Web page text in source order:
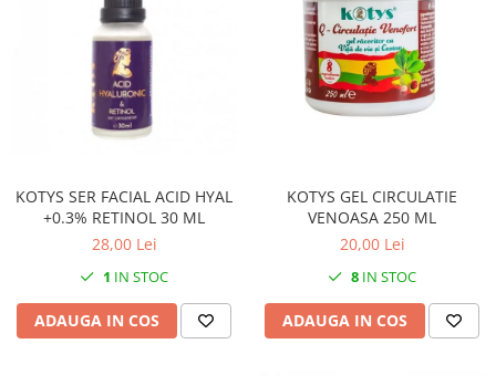
KOTYS SER FACIAL ACID HYAL
+0.3% RETINOL 30 ML
28,00 Lei
1 IN STOC
ADAUGA IN COS
KOTYS GEL CIRCULATIE
VENOASA 250 ML
20,00 Lei
8 IN STOC
ADAUGA IN COS